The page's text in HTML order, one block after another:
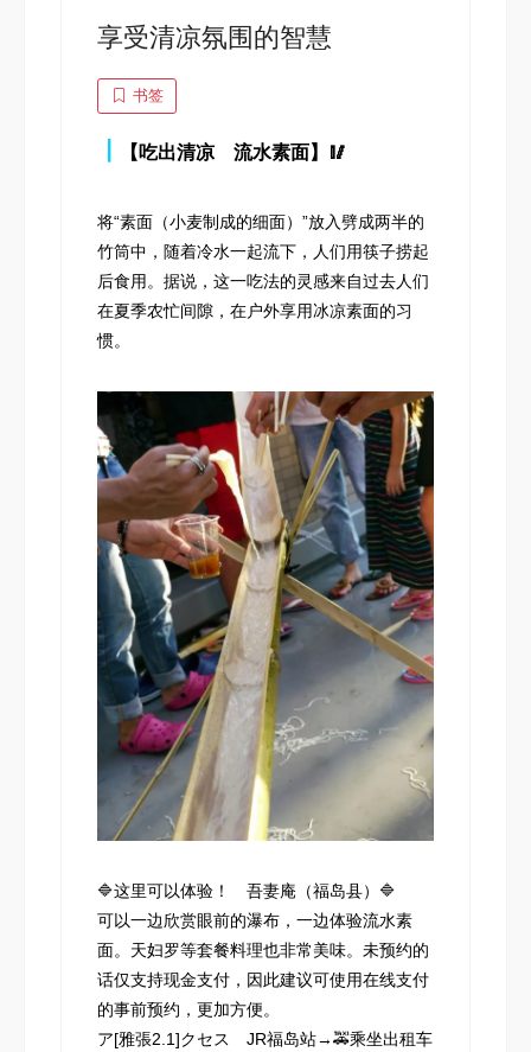
享受清凉氛围的智慧
书签
【吃出清凉 流水素面】🥢
将“素面（小麦制成的细面）”放入劈成两半的
竹筒中，随着冷水一起流下，人们用筷子捞起
后食用。据说，这一吃法的灵感来自过去人们
在夏季农忙间隙，在户外享用冰凉素面的习
惯。
🔷这里可以体验！ 吾妻庵（福岛县）🔷
可以一边欣赏眼前的瀑布，一边体验流水素
面。天妇罗等套餐料理也非常美味。未预约的
话仅支持现金支付，因此建议可使用在线支付
的事前预约，更加方便。
ア[雅張2.1]クセス JR福岛站→🚕乘坐出租车